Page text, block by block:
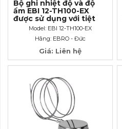
Bộ ghi nhiệt độ và độ
ẩm EBI 12-TH100-EX
được sử dụng với tiệt
trùng EO
Model: EBI 12-TH100-EX
Hãng: EBRO - Đức
Giá: Liên hệ